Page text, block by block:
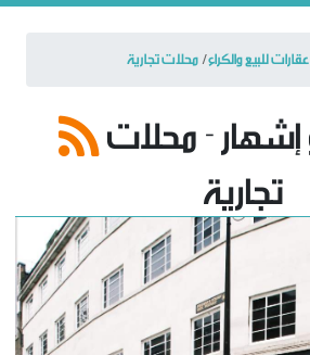
تسجيل الدخول
التسجيل
نسيت كلمة المرور
عقارات للبيع والكراء محلات تجارية
تجارية